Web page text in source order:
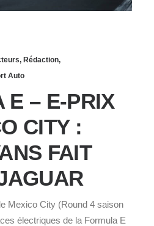
, Rédaction,
Auto
E – E-PRIX
CITY :
FAIT
Mexico City (Round 4 saison
électriques de la Formula E